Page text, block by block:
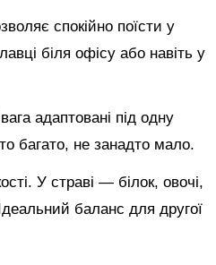
спокійно поїсти у
біля офісу або навіть у
адаптовані під одну
багато, не занадто мало.
У страві — білок, овочі,
баланс для другої